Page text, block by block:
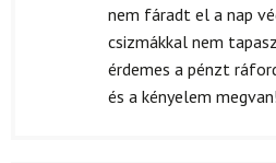
nem fáradt el a nap
csizmákkal nem
érdemes a pénzt
és a kényelem megvan!